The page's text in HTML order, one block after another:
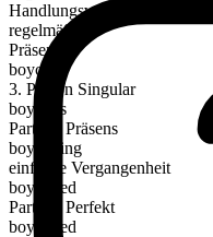
Handlungsverb
regelmäßig
Präsens
boycott
3. Person Singular
boycotts
Partizip Präsens
boycotting
einfache Vergangenheit
boycotted
Partizip Perfekt
boycotted